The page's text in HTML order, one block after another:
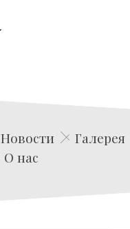
Edwin Film Agencja Aktorska
Новости
Галерея
О нас